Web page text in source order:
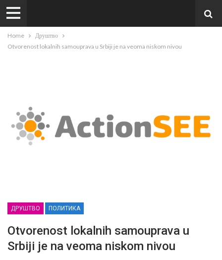
Home
Друштво
Otvorenost lokalnih samouprava u Srbiji je na veoma niskom nivou
ДРУШТВО ПОЛИТИКА
Otvorenost lokalnih samouprava u
Srbiji je na veoma niskom nivou